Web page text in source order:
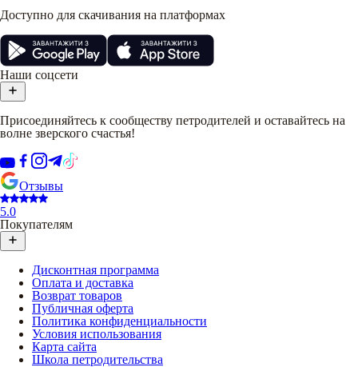
Доступно для скачивания на платформах
Наши соцсети
Присоединяйтесь к сообществу петродителей и оставайтесь на
волне зверского счастья!
Отзывы
5.0
Покупателям
Дисконтная программа
Оплата и доставка
Возврат товаров
Публичная оферта
Политика конфиденциальности
Условия использования
Карта сайта
Школа петродительства